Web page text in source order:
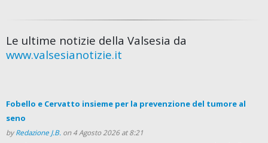
Le ultime notizie della Valsesia da
www.valsesianotizie.it
Fobello e Cervatto insieme per la prevenzione del tumore al
seno
byRedazione J.B. on 4 Agosto 2026 at 8:21